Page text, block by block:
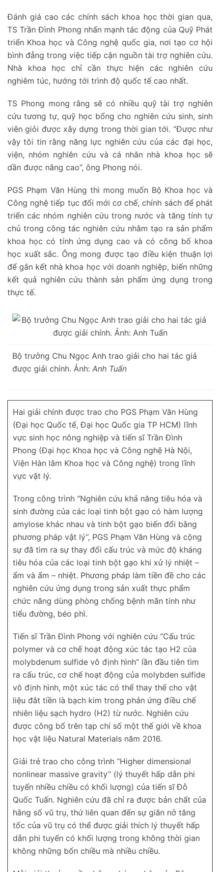
Đánh giá cao các chính sách khoa học thời gian qua,
TS Trần Đình Phong nhấn mạnh tác động của Quỹ Phát
triển Khoa học và Công nghệ quốc gia, nơi tạo cơ hội
bình đẳng trong việc tiếp cận nguồn tài trợ nghiên cứu.
Nhà khoa học chỉ cần thực hiện các nghiên cứu
nghiêm túc, hướng tới trình độ quốc tế cao nhất.
TS Phong mong rằng sẽ có nhiều quỹ tài trợ nghiên
cứu tương tự, quỹ học bổng cho nghiên cứu sinh, sinh
viên giỏi được xây dựng trong thời gian tới. “Được như
vậy tôi tin rằng năng lực nghiên cứu của các đại học,
viện, nhóm nghiên cứu và cá nhân nhà khoa học sẽ
dần được nâng cao”, ông Phong nói.
PGS Phạm Văn Hùng thì mong muốn Bộ Khoa học và
Công nghệ tiếp tục đổi mới cơ chế, chính sách để phát
triển các nhóm nghiên cứu trong nước và tăng tính tự
chủ trong công tác nghiên cứu nhằm tạo ra sản phẩm
khoa học có tính ứng dụng cao và có công bố khoa
học xuất sắc. Ông mong được tạo điều kiện thuận lợi
để gắn kết nhà khoa học với doanh nghiệp, biến những
kết quả nghiên cứu thành sản phẩm ứng dụng trong
thực tế.
Bộ trưởng Chu Ngọc Anh trao giải cho hai tác giả
được giải chính. Ảnh: Anh Tuấn
Hai giải chính được trao cho PGS Phạm Văn Hùng
(Đại học Quốc tế, Đại học Quốc gia TP HCM) lĩnh
vực sinh học nông nghiệp và tiến sĩ Trần Đình
Phong (Đại học Khoa học và Công nghệ Hà Nội,
Viện Hàn lâm Khoa học và Công nghệ) trong lĩnh
vực vật lý.
Trong công trình “Nghiên cứu khả năng tiêu hóa và
sinh đường của các loại tinh bột gạo có hàm lượng
amylose khác nhau và tinh bột gạo biến đổi bằng
phương pháp vật lý”, PGS Phạm Văn Hùng và cộng
sự đã tìm ra sự thay đổi cấu trúc và mức độ kháng
tiêu hóa của các loại tinh bột gạo khi xử lý nhiệt –
ẩm và ẩm – nhiệt. Phương pháp làm tiền đề cho các
nghiên cứu ứng dụng trong sản xuất thực phẩm
chức năng dùng phòng chống bệnh mãn tính như
tiểu đường, béo phì.
Tiến sĩ Trần Đình Phong với nghiên cứu “Cấu trúc
polymer và cơ chế hoạt động xúc tác tạo H2 của
molybdenum sulfide vô định hình” lần đầu tiên tìm
ra cấu trúc, cơ chế hoạt động của molybden sulfide
vô định hình, một xúc tác có thể thay thế cho vật
liệu đắt tiền là bạch kim trong phản ứng điều chế
nhiên liệu sạch hydro (H2) từ nước. Nghiên cứu
được công bố trên tạp chí số một thế giới về khoa
học vật liệu Natural Materials năm 2016.
Giải trẻ trao cho công trình “Higher dimensional
nonlinear massive gravity” (lý thuyết hấp dẫn phi
tuyến nhiều chiều có khối lượng) của tiến sĩ Đỗ
Quốc Tuấn. Nghiên cứu đã chỉ ra được bản chất của
hằng số vũ trụ, thứ liên quan đến sự giãn nở tăng
tốc của vũ trụ có thể được giải thích lý thuyết hấp
dẫn phi tuyến có khối lượng trong không thời gian
không những bốn chiều mà nhiều chiều.